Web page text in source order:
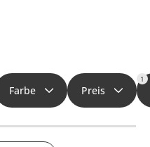
Farbe Preis
1